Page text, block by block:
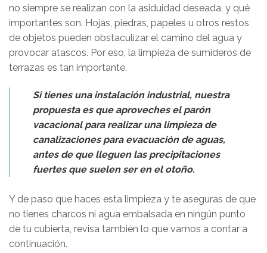
no siempre se realizan con la asiduidad deseada, y qué
importantes son. Hojas, piedras, papeles u otros restos
de objetos pueden obstaculizar el camino del agua y
provocar atascos. Por eso, la limpieza de sumideros de
terrazas es tan importante.
Si tienes una instalación industrial, nuestra
propuesta es que aproveches el parón
vacacional para realizar una limpieza de
canalizaciones para evacuación de aguas,
antes de que lleguen las precipitaciones
fuertes que suelen ser en el otoño.
Y de paso que haces esta limpieza y te aseguras de que
no tienes charcos ni agua embalsada en ningún punto
de tu cubierta, revisa también lo que vamos a contar a
continuación.